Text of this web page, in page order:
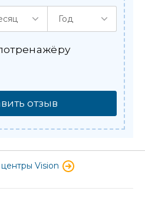
Год
отзыв
Vision